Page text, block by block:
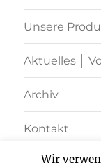
Unsere
Aktuelles │
Archiv
Kontakt
Wir